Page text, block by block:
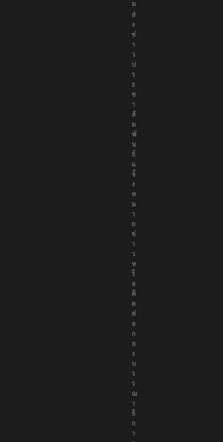
ม
ส่
ง
ข่
า
ว
ป
ร
ะ
ช
า
สั
ม
พั
น
ธ์
แ
จ้
ง
ห
ม
า
ย
ข่
า
ว
ห
รื
อ
ติ
ด
ต่
อ
ก
อ
ง
บ
ร
ร
ณ
า
ธิ
ก
า